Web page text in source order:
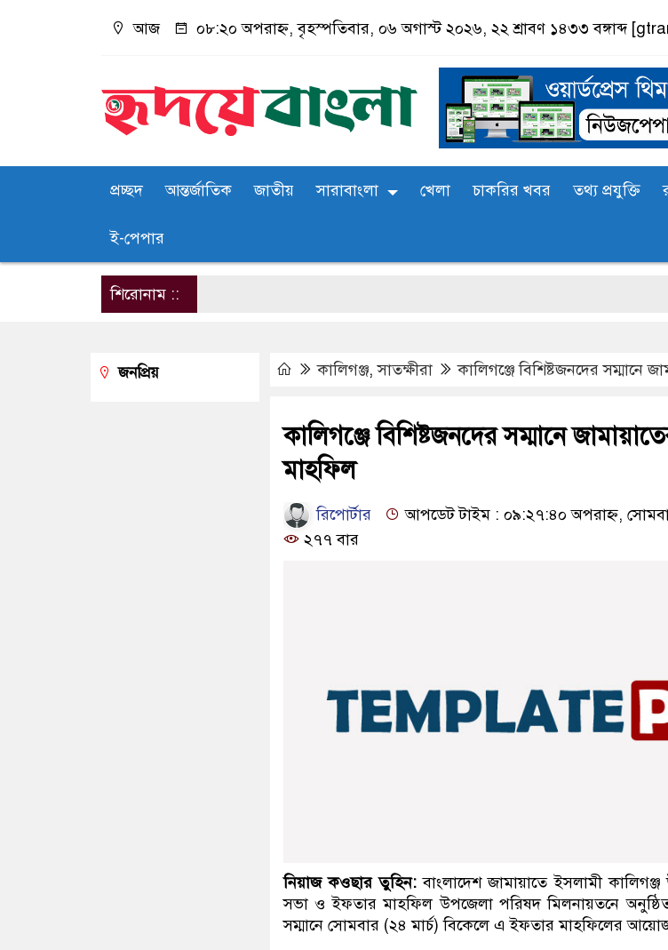
আজ ০৮:২০ অপরাহ্ন, বৃহস্পতিবার, ০৬ অগাস্ট ২০২৬, ২২ শ্রাবণ ১৪৩৩ বঙ্গাব্দ
প্রচ্ছদ আন্তর্জাতিক জাতীয় সারাবাংলা খেলা চাকরির খবর তথ্য প্রযুক্তি
ই-পেপার
শিরোনাম ::
কালিগঞ্জ,সাতক্ষীরা কালিগঞ্জে বিশিষ্টজনদের সম্মানে
কালিগঞ্জে বিশিষ্টজনদের সম্মানে
মাহফিল
রিপোর্টার
আপডেট টাইম : ০৯:২৭:৪০ অপরাহ্ন,
২৭৭ বার
নিয়াজ কওছার তুহিন: বাংলাদেশ জামায়াতে ইসলামী
সভা ও ইফতার মাহফিল উপজেলা পরিষদ মিলনায়তনে অনুষ্ঠিত
সম্মানে সোমবার (২৪ মার্চ) বিকেলে এ ইফতার মাহফিলের
জনপ্রিয়